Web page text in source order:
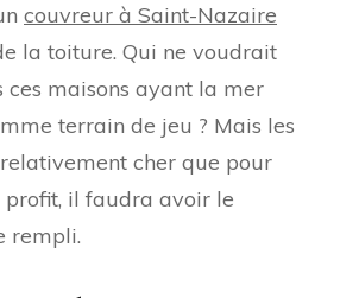
couvreur à Saint-Nazaire
la toiture. Qui ne voudrait
ces maisons ayant la mer
terrain de jeu ? Mais les
cher que pour
profit, il faudra avoir le
rempli.